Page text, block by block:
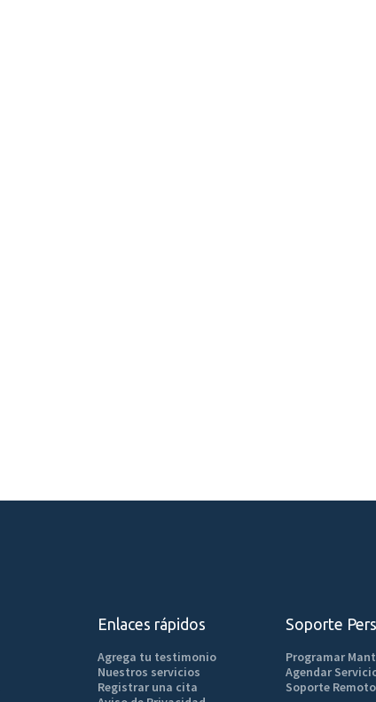
Enlaces rápidos
Agrega tu testimonio
Nuestros servicios
Registrar una cita
Soporte
Programar
Agendar
Soporte Remoto